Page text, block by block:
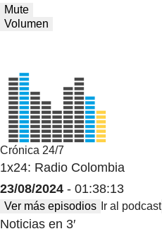
Mute
Volumen
Crónica 24/7
1x24: Radio Colombia
23/08/2024 - 01:38:13
Ver más episodios Ir al podcast
Noticias en 3′